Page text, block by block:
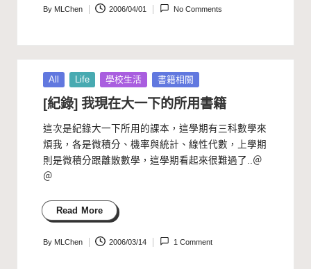
Posted
By MLChen 2006/04/01 No Comments
Posted
All Life 學校生活 書籍相關
[紀錄] 我現在大一下的所用書籍
這次是紀錄大一下所用的課本，這學期有三科數學來
煩我，各是微積分、機率與統計、線性代數，上學期
則是微積分跟離散數學，這學期看起來很難過了..＠
＠
Read More
Posted
By MLChen 2006/03/14 1 Comment